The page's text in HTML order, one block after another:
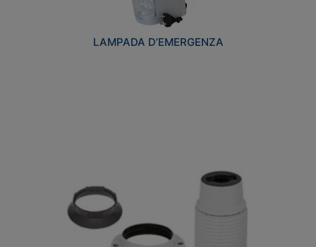
LAMPADA D’EMERGENZA